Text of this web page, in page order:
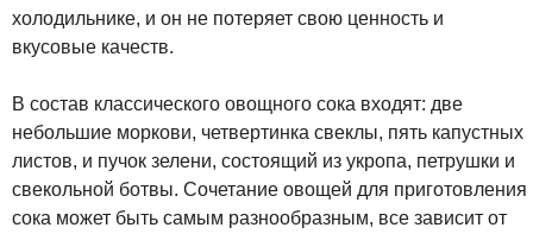
холодильнике, и он не потеряет свою ценность и
вкусовые качеств.
В состав классического овощного сока входят: две
небольшие моркови, четвертинка свеклы, пять капустных
листов, и пучок зелени, состоящий из укропа, петрушки и
свекольной ботвы. Сочетание овощей для приготовления
сока может быть самым разнообразным, все зависит от